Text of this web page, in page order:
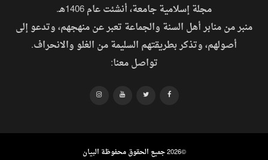
مجلة إسلامية جامعة، أنشئت عام 1406هـ.
منبر من منابر أهل السنة والجماعة تعبر عن منهجهم، وتدعو إلى
أصولهم، وتذكر بطريقتهم السليمة من الغلو والانحراف.
تواصل معنا:
©2026 جميع الحقوق محفوظة البيان